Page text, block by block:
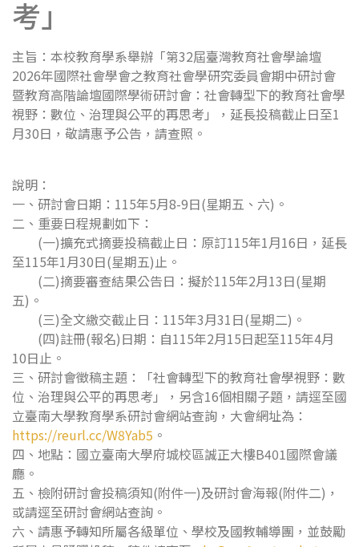
考」
主旨：本校教育學系舉辦「第32屆臺灣教育社會學論壇
2026年國際社會學會之教育社會學研究委員會期中研討會
暨教育高階論壇國際學術研討會：社會轉型下的教育社會學
視野：數位、治理與公平的再思考」，延長投稿截止日至1
月30日，敬請惠予公告，請查照。
說明：
一、研討會日期：115年5月8-9日(星期五、六)。
二、重要日程規劃如下：
(一)擴充式摘要投稿截止日：原訂115年1月16日，延長
至115年1月30日(星期五)止。
(二)摘要審查結果公告日：擬於115年2月13日(星期
五)。
(三)全文繳交截止日：115年3月31日(星期二)。
(四)註冊(報名)日期：自115年2月15日起至115年4月
10日止。
三、研討會徵稿主題：「社會轉型下的教育社會學視野：數
位、治理與公平的再思考」，另含16個相關子題，請逕至國
立臺南大學教育學系研討會網站查詢，大會網址為：
https://reurl.cc/W8Yab5 。
四、地點：國立臺南大學府城校區誠正大樓B401國際會議
廳。
五、檢附研討會投稿須知(附件一)及研討會海報(附件二)，
或請逕至研討會網站查詢。
六、請惠予轉知所屬各級單位、學校及國教輔導團，並鼓勵